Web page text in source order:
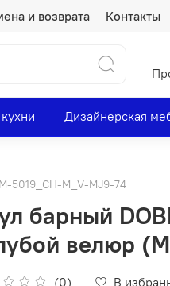
и возврата Контакты
Дизайнерская
5019_CH-M_V-MJ9-74
барный
велюр
(0) В